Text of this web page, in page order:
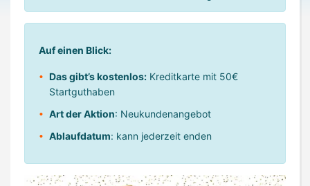
Auf einen Blick:
Das gibt’s kostenlos: Kreditkarte mit 50€
Startguthaben
Art der Aktion: Neukundenangebot
Ablaufdatum: kann jederzeit enden